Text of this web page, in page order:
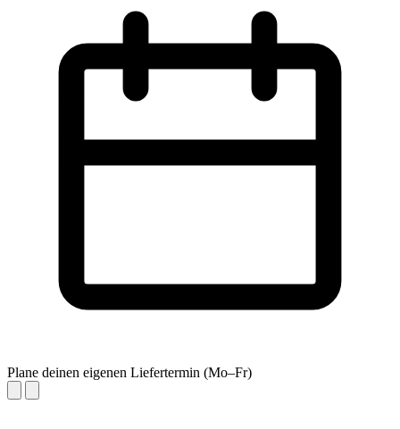
Plane deinen eigenen Liefertermin (Mo–Fr)